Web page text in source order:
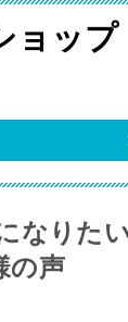
ョップ
なりた
の声